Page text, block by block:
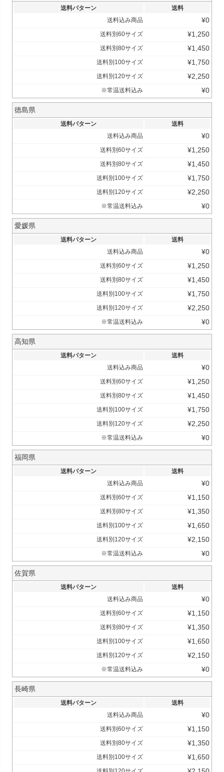
送料パターン
送料
送料込み商品
¥0
送料別60サイズ ¥1,250
送料別80サイズ ¥1,450
送料別100サイズ ¥1,750
送料別120サイズ ¥2,250
※常温送料込み ¥0
徳島県
送料パターン
送料
送料込み商品
¥0
送料別60サイズ ¥1,250
送料別80サイズ ¥1,450
送料別100サイズ ¥1,750
送料別120サイズ ¥2,250
※常温送料込み ¥0
愛媛県
送料パターン
送料
送料込み商品
¥0
送料別60サイズ ¥1,250
送料別80サイズ ¥1,450
送料別100サイズ ¥1,750
送料別120サイズ ¥2,250
※常温送料込み ¥0
高知県
送料パターン
送料
送料込み商品
¥0
送料別60サイズ ¥1,250
送料別80サイズ ¥1,450
送料別100サイズ ¥1,750
送料別120サイズ ¥2,250
※常温送料込み ¥0
福岡県
送料パターン
送料
送料込み商品
¥0
送料別60サイズ ¥1,150
送料別80サイズ ¥1,350
送料別100サイズ ¥1,650
送料別120サイズ ¥2,150
※常温送料込み ¥0
佐賀県
送料パターン
送料
送料込み商品
¥0
送料別60サイズ ¥1,150
送料別80サイズ ¥1,350
送料別100サイズ ¥1,650
送料別120サイズ ¥2,150
※常温送料込み ¥0
長崎県
送料パターン
送料
送料込み商品
¥0
送料別60サイズ ¥1,150
送料別80サイズ ¥1,350
送料別100サイズ ¥1,650